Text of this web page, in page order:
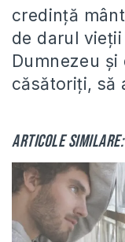
credinţă
de darul
Dumnezeu şi
căsătoriţi, să
Articole similare: